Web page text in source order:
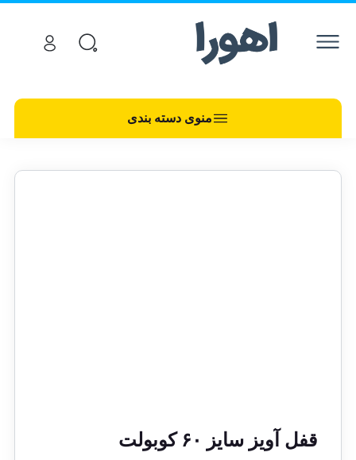
منوی دسته بندی
قفل آویز سایز ۶۰ کوبولت